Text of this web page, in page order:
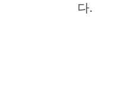
다.